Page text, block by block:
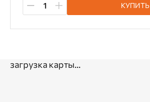
КУПИТЬ
загрузка карты...